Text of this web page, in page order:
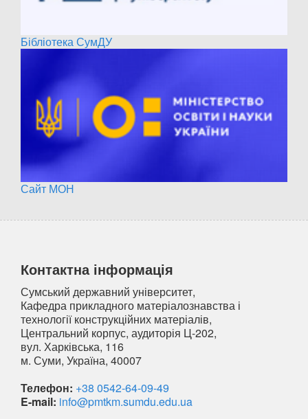
Бібліотека СумДУ
Сайт МОН
Контактна інформація
Сумський державний університет,
Кафедра прикладного матеріалознавства і
технології конструкційних матеріалів,
Центральний корпус, аудиторія Ц-202,
вул. Харківська, 116
м. Суми, Україна, 40007
Телефон: +38 0542-64-09-49
E-mail: info@pmtkm.sumdu.edu.ua